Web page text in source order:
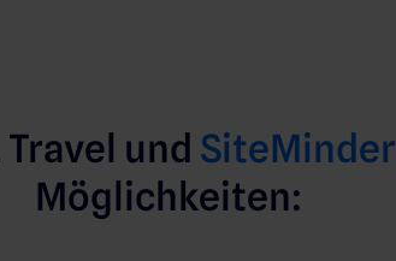
und SiteMinder
Möglichkeiten: